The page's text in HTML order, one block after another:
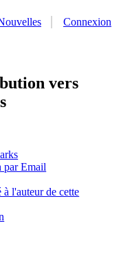
Connexion
vers
par Email
l'auteur de cette